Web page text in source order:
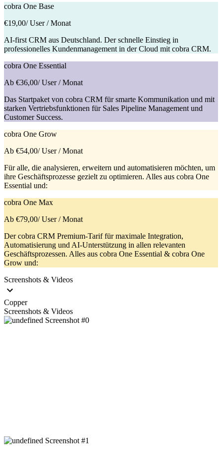
cobra One Base
€19,00/ User / Monat
AI-first CRM aus Deutschland. Der schnelle Einstieg in
professionelles Kundenmanagement in der Cloud mit cobra CRM.
cobra One Essential
Ab €36,00/ User / Monat
Das Startpaket von cobra CRM für smarte Kommunikation und mit
starken Vertriebsfunktionen für Sales Pipeline Management und
Customer Success.
cobra One Grow
Ab €54,00/ User / Monat
Für alle, die analysieren, erweitern und automatisieren möchten, um
ihre Geschäftsprozesse gezielt zu optimieren. Alles aus cobra One
Essential und:
cobra One Max
Ab €79,00/ User / Monat
Der cobra CRM Premium-Tarif für maximale Integration,
Automatisierung und AI-Unterstützung in allen relevanten
Geschäftsprozessen. Alles aus cobra One Essential & cobra One
Grow und:
Screenshots & Videos
Copper
Screenshots & Videos